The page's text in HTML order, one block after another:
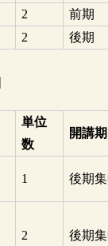
2
前期
2 後期
単位
数
開講期
1 後期
2 後期